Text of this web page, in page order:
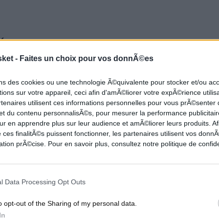
- Faites un choix pour vos donnÃ©es
des cookies ou une technologie Ã©quivalente pour stocker et/ou
sur votre appareil, ceci afin d'amÃ©liorer votre expÃ©rience
utilisent ces informations personnelles pour vous prÃ©senter
du contenu personnalisÃ©s, pour mesurer la performance
en apprendre plus sur leur audience et amÃ©liorer leurs produits.
ces finalitÃ©s puissent fonctionner, les partenaires utilisent vos
prÃ©cise. Pour en savoir plus, consultez notre politique de
Data Processing Opt Outs
opt-out of the Sharing of my personal data.
III aux portes du premier tour de la Draft
on ne peut plus efficace à l’univers NBA dès
la peau. L’ailier de Virginia est un psychopathe
fabuleux, rarement aussi élevés à ce niveau-là.
tir, 43% à trois points et 92% sur la ligne des
en dit long sur son mental et la fiabilité de son
c’est car Trey Murphy III connait déjà
en3&D off-ball toujours prêt à recevoir le
sur du
catch and shoot
. C’est le joueur de
la même mission en NBA. Il espace très